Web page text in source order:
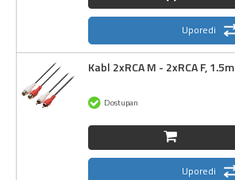
Uporedi
Kabl 2xRCA M - 2xRCA F, 1.5m
Dostupan
Uporedi